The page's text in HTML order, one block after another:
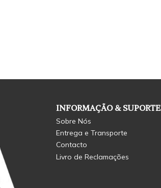
INFORMAÇÃO & SUPORTE
Sobre Nós
Entrega e Transporte
Contacto
Livro de Reclamações